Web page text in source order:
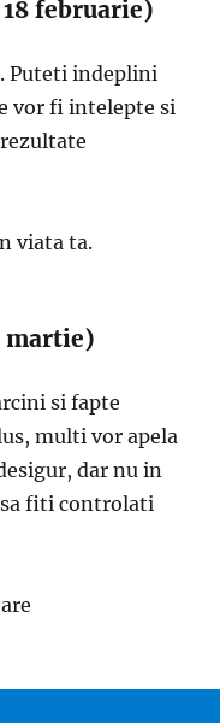
februarie)
Puteti indeplini
vor fi intelepte si
viata ta.
martie)
si fapte
multi vor apela
dar nu in
fiti controlati